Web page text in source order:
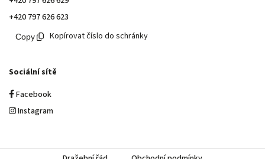
+420 797 626 623
Kopírovat číslo do schránky
Sociální sítě
Facebook
Instagram